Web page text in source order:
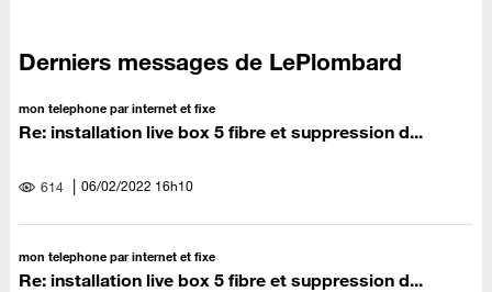
Derniers messages de LePlombard
mon telephone par internet et fixe
Re: installation live box 5 fibre et suppression d...
614 ‎06/02/2022 16h10
mon telephone par internet et fixe
Re: installation live box 5 fibre et suppression d...